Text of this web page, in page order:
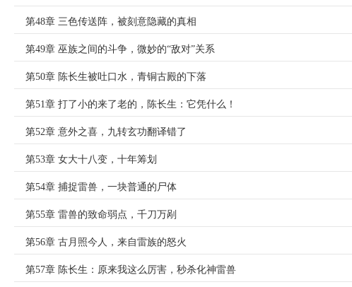
第48章 三色传送阵，被刻意隐藏的真相
第49章 巫族之间的斗争，微妙的“敌对”关系
第50章 陈长生被吐口水，青铜古殿的下落
第51章 打了小的来了老的，陈长生：它凭什么！
第52章 意外之喜，九转玄功翻译错了
第53章 女大十八变，十年筹划
第54章 捕捉雷兽，一块普通的尸体
第55章 雷兽的致命弱点，千刀万剐
第56章 古月照今人，来自雷族的怒火
第57章 陈长生：原来我这么厉害，秒杀化神雷兽